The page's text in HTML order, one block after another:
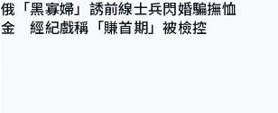
俄「黑寡婦」誘前線士兵閃婚騙撫恤
金 經紀戲稱「賺首期」被檢控